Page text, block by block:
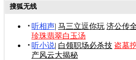
搜狐无线
听相声| 马三立逗你玩 济公传
珍珠翡翠白玉汤
听小说| 白领职场必杀技 盗墓
产风云大揭秘